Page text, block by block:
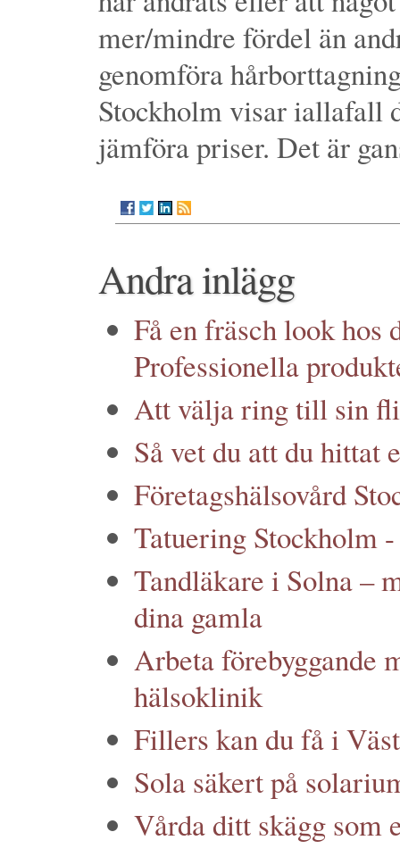
mer/mindre fördel än
genomföra
Stockholm visar iallafall
jämföra priser. Det är
Andra inlägg
Få en fräsch look
Professionella
Att välja ring till sin
Så vet du att du hittat
Företagshälsovård
Tatuering Stockholm
Tandläkare i Solna –
dina gamla
Arbeta förebyggande
hälsoklinik
Fillers kan du få i
Sola säkert på
Vårda ditt skägg som